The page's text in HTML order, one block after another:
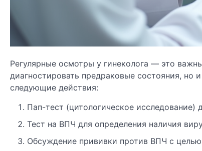
Регулярные осмотры у гинеколога — это
диагностировать предраковые состояния,
следующие действия:
Пап-тест (цитологическое
Тест на ВПЧ для определения наличия
Обсуждение прививки против ВПЧ с